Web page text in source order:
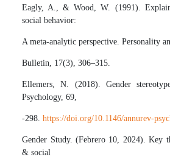
Eagly, A., & Wood, W. (1991).
social behavior:
A meta-analytic perspective. Personality
Bulletin, 17(3), 306–315.
Ellemers, N. (2018). Gender
Psychology, 69,
-298.https://doi.org/10.1146/annurev-
Gender Study. (Febrero 10, 2024). Key
& social